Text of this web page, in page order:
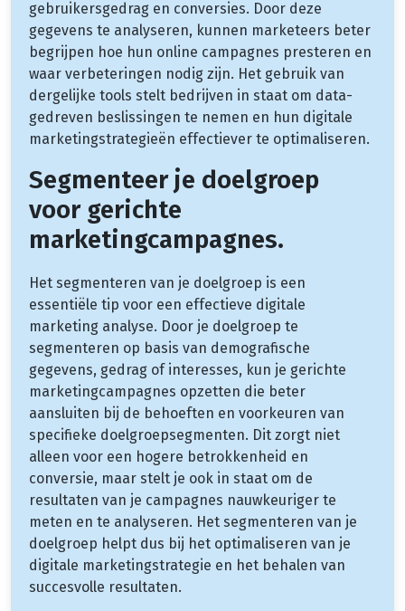
gebruikersgedrag en conversies. Door deze
gegevens te analyseren, kunnen marketeers beter
begrijpen hoe hun online campagnes presteren en
waar verbeteringen nodig zijn. Het gebruik van
dergelijke tools stelt bedrijven in staat om data-
gedreven beslissingen te nemen en hun digitale
marketingstrategieën effectiever te optimaliseren.
Segmenteer je doelgroep
voor gerichte
marketingcampagnes.
Het segmenteren van je doelgroep is een
essentiële tip voor een effectieve digitale
marketing analyse. Door je doelgroep te
segmenteren op basis van demografische
gegevens, gedrag of interesses, kun je gerichte
marketingcampagnes opzetten die beter
aansluiten bij de behoeften en voorkeuren van
specifieke doelgroepsegmenten. Dit zorgt niet
alleen voor een hogere betrokkenheid en
conversie, maar stelt je ook in staat om de
resultaten van je campagnes nauwkeuriger te
meten en te analyseren. Het segmenteren van je
doelgroep helpt dus bij het optimaliseren van je
digitale marketingstrategie en het behalen van
succesvolle resultaten.